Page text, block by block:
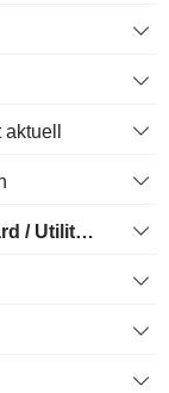
Gesamtverbindlichkeiten - (Standard / Utility Vorlage)